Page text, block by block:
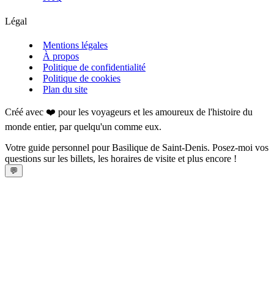
Légal
Mentions légales
À propos
Politique de confidentialité
Politique de cookies
Plan du site
Créé avec ❤️ pour les voyageurs et les amoureux de l'histoire du
monde entier, par quelqu'un comme eux.
Votre guide personnel pour Basilique de Saint‑Denis. Posez-moi vos
questions sur les billets, les horaires de visite et plus encore !
💬